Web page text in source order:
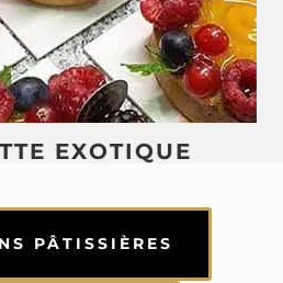
EXOTIQUE
PÂTISSIÈRES